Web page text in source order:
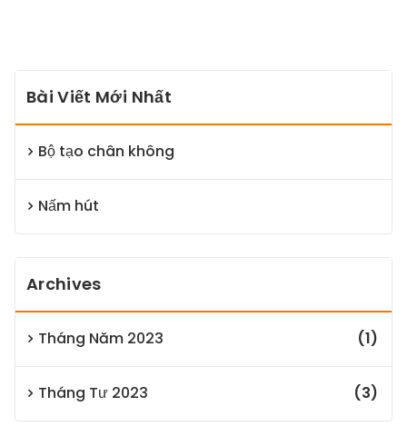
Bài Viết Mới Nhất
Bộ tạo chân không
Nấm hút
Archives
Tháng Năm 2023 (1)
Tháng Tư 2023 (3)